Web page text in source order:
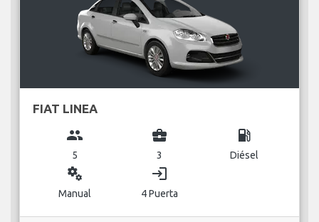
FIAT LINEA
group
5
business_center
3
local_gas_station
Diésel
miscellaneous_services
Manual
login
4 Puerta